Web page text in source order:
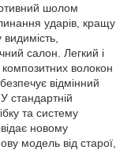
шолом
ударів, кращу
салон. Легкий і
композитних волокон
відмінний
стандартній
та систему
новому
модель від старої,